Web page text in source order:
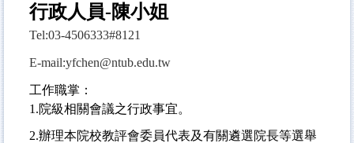
行政人員-陳小姐
Tel:03-4506333#8121
E-mail:yfchen@ntub.edu.tw
工作職掌：
1.院級相關會議之行政事宜。
2.辦理本院校教評會委員代表及有關遴選院長等選舉